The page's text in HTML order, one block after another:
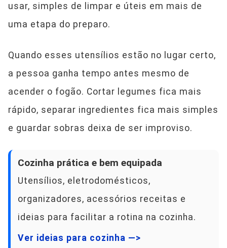
usar, simples de limpar e úteis em mais de
uma etapa do preparo.
Quando esses utensílios estão no lugar certo,
a pessoa ganha tempo antes mesmo de
acender o fogão. Cortar legumes fica mais
rápido, separar ingredientes fica mais simples
e guardar sobras deixa de ser improviso.
Cozinha prática e bem equipada
Utensílios, eletrodomésticos,
organizadores, acessórios receitas e
ideias para facilitar a rotina na cozinha.
Ver ideias para cozinha —>